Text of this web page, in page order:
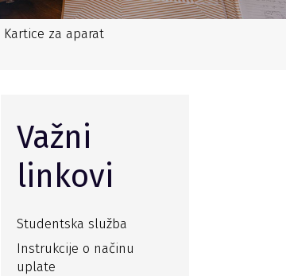
za aparat
Važni
linkovi
Studentska služba
Instrukcije o načinu
uplate